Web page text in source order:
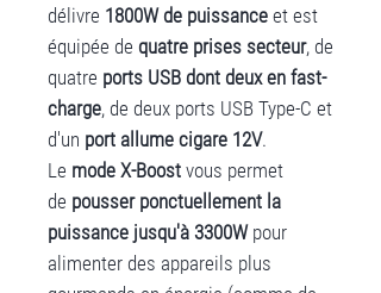
délivre 1800W de puissance et est
équipée de quatre prises secteur, de
quatre ports USB dont deux en fast-
charge, de deux ports USB Type-C et
d'un port allume cigare 12V.
Le mode X-Boost vous permet
de pousser ponctuellement la
puissance jusqu'à 3300Wpour
alimenter des appareils plus